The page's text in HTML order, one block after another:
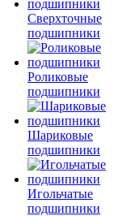
Сверхточные
подшипники
Роликовые
подшипники
Шариковые
подшипники
Игольчатые
подшипники